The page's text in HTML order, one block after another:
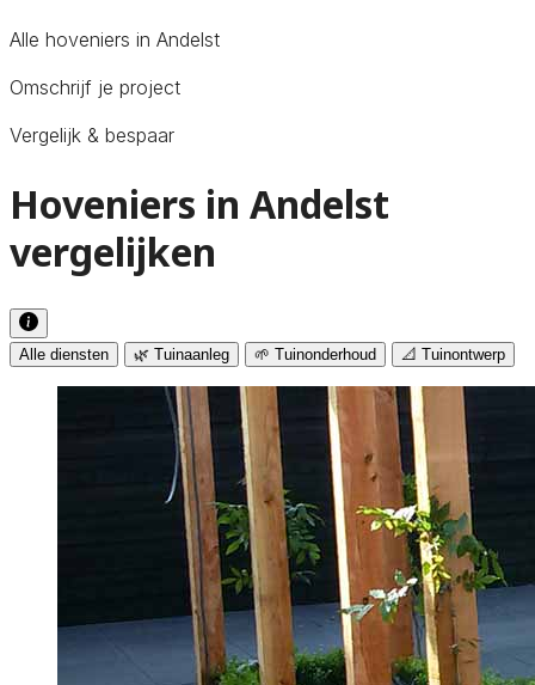
Alle hoveniers in Andelst
Omschrijf je project
Vergelijk & bespaar
Hoveniers in Andelst
vergelijken
Alle diensten 🌿 Tuinaanleg 🌱 Tuinonderhoud 📐 Tuinontwerp